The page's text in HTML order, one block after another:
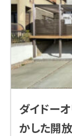
ダイドー
かした開